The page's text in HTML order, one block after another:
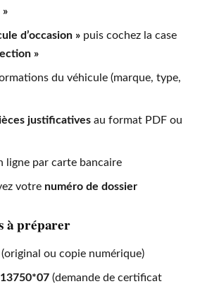
d’occasion » puis cochez la case
»
du véhicule (marque, type,
justificatives au format PDF ou
ligne par carte bancaire
votre numéro de dossier
à préparer
(original ou copie numérique)
(demande de certificat